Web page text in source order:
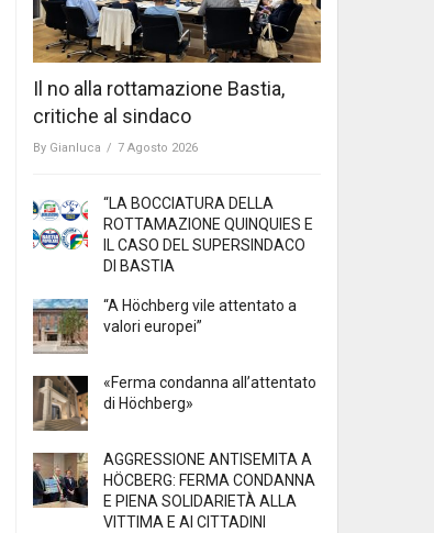
Il no alla rottamazione Bastia,
critiche al sindaco
By Gianluca / 7 Agosto 2026
“LA BOCCIATURA DELLA
ROTTAMAZIONE QUINQUIES E
IL CASO DEL SUPERSINDACO
DI BASTIA
“A Höchberg vile attentato a
valori europei”
«Ferma condanna all’attentato
di Höchberg»
AGGRESSIONE ANTISEMITA A
HÖCBERG: FERMA CONDANNA
E PIENA SOLIDARIETÀ ALLA
VITTIMA E AI CITTADINI